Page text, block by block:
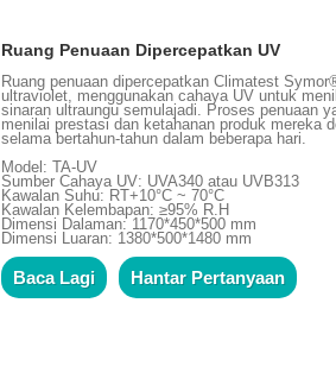
Ruang Penuaan Dipercepatkan UV
Ruang penuaan dipercepatkan Climatest
ultraviolet, menggunakan cahaya UV untuk
sinaran ultraungu semulajadi. Proses penuaan
menilai prestasi dan ketahanan produk mereka
selama bertahun-tahun dalam beberapa hari.
Model: TA-UV
Sumber Cahaya UV: UVA340 atau UVB313
Kawalan Suhu: RT+10°C ~ 70°C
Kawalan Kelembapan: ≥95% R.H
Dimensi Dalaman: 1170*450*500 mm
Dimensi Luaran: 1380*500*1480 mm
Baca Lagi Hantar Pertanyaan